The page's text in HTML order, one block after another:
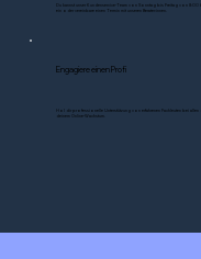
Du kannst unser Kundenservice-Team von Sonntag bis Freitag von
ein oder vereinbare einen Termin mit unseren Berater:innen.
Engagiere einen Profi
Hol dir professionelle Unterstützung von erfahrenen Fachleuten bei allen
deinem Online-Wachstum.